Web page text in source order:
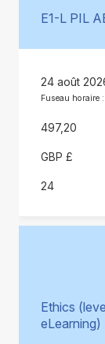
E1-L PIL
24 août
Fuseau horaire
497,20
GBP £
24
Ethics
eLearning)